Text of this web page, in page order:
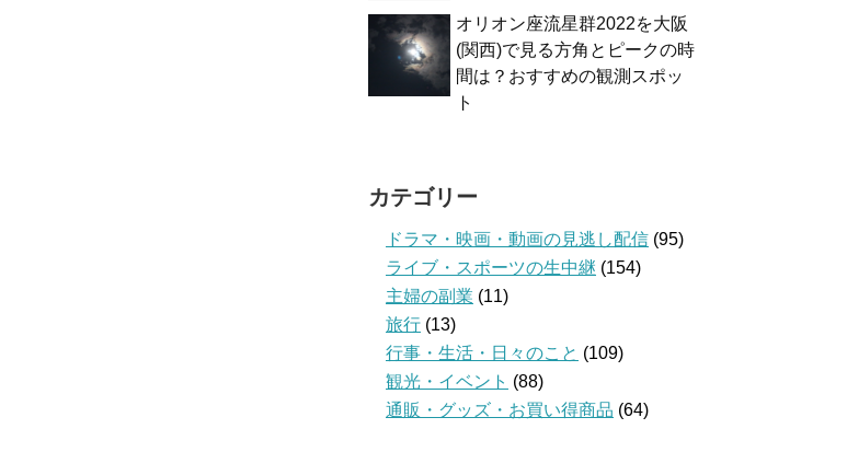
オリオン座流星群2022を大阪
(関西)で見る方角とピークの時
間は？おすすめの観測スポッ
ト
カテゴリー
ドラマ・映画・動画の見逃し配信 (95)
ライブ・スポーツの生中継 (154)
主婦の副業 (11)
旅行 (13)
行事・生活・日々のこと (109)
観光・イベント (88)
通販・グッズ・お買い得商品 (64)